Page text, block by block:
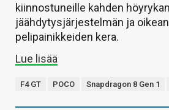
kiinnostuneille kahden
jäähdytysjärjestelmän ja
pelipainikkeiden kera.
Lue lisää
F4 GT POCO Snapdragon 8 Gen 1